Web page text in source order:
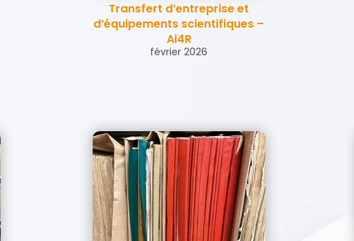
Transfert d’entreprise et
d’équipements scientifiques –
Ai4R
février 2026